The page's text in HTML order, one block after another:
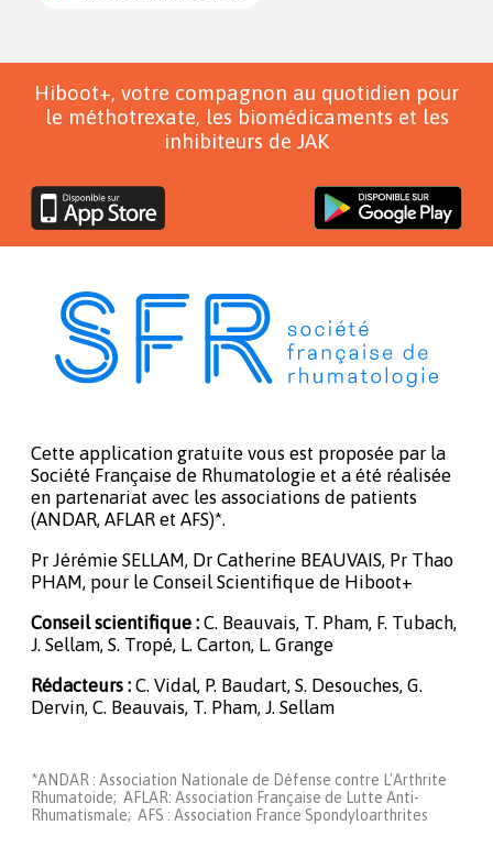
Hiboot+, votre compagnon au quotidien pour
le méthotrexate, les biomédicaments et les
inhibiteurs de JAK
Cette application gratuite vous est proposée par la
Société Française de Rhumatologie et a été réalisée
en partenariat avec les associations de patients
(ANDAR, AFLAR et AFS)*.
Pr Jérémie SELLAM, Dr Catherine BEAUVAIS, Pr Thao
PHAM, pour le Conseil Scientifique de Hiboot+
Conseil scientifique : C. Beauvais, T. Pham, F. Tubach,
J. Sellam, S. Tropé, L. Carton, L. Grange
Rédacteurs : C. Vidal, P. Baudart, S. Desouches, G.
Dervin, C. Beauvais, T. Pham, J. Sellam
*ANDAR : Association Nationale de Défense contre L'Arthrite
Rhumatoide; AFLAR: Association Française de Lutte Anti-
Rhumatismale; AFS : Association France Spondyloarthrites